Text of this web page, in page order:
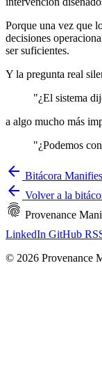
Porque una vez que
decisiones
ser suficientes.
Y la pregunta real
"¿El sistema
a algo mucho más
"¿Podemos
arrow_back Bitácora
arrow_back Volver a la
fingerprint Provenance
LinkedIn GitHub
© 2026 Provenance